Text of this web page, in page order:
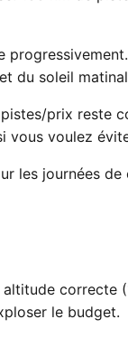
du soleil
prix reste
voulez
les journées
correcte
le budget.